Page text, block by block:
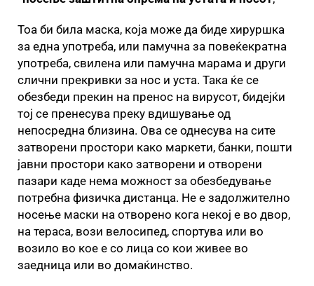
Тоа би била маска, која може да биде хируршка
за една употреба, или памучна за повеќекратна
употреба, свилена или памучна марама и други
слични прекривки за нос и уста. Така ќе се
обезбеди прекин на пренос на вирусот, бидејќи
тој се пренесува преку вдишување од
непосредна близина. Ова се однесува на сите
затворени простори како маркети, банки, пошти
јавни простори како затворени и отворени
пазари каде нема можност за обезбедување
потребна физичка дистанца. Не е задолжително
носење маски на отворено кога некој е во двор,
на тераса, вози велосипед, спортува или во
возило во кое е со лица со кои живее во
заедница или во домаќинство.